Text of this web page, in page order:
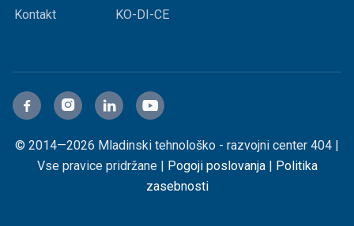
Kontakt KO-DI-CE
© 2014—2026 Mladinski tehnološko - razvojni center 404 |
Vse pravice pridržane |
Pogoji poslovanja|
Politika
zasebnosti
   